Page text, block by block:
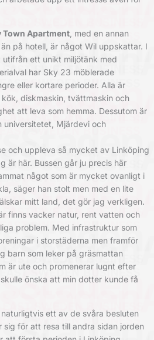
Town Apartment, med en annan
på hotell, är något Wil uppskattar. I
ett unikt miljötänk med
har Sky 23 möblerade
eller kortare perioder. Alla är
diskmaskin, tvättmaskin och
att leva som hemma. Dessutom är
universitetet, Mjärdevi och
och uppleva så mycket av Linköping
är här. Bussen går ju precis här
något som är mycket ovanligt i
säger han stolt men med en lite
mitt land, det gör jag verkligen.
finns vacker natur, rent vatten och
problem. Med infrastruktur som
i storstäderna men framför
barn som leker på gräsmattan
är ute och promenerar lugnt efter
önska att min dotter kunde få
ett av de svåra besluten
för att resa till andra sidan jorden